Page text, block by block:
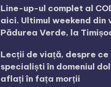
Line-up-ul complet al
aici. Ultimul weekend din
Pădurea Verde, la
Lecții de viață, despre
specialiști în domeniul
aflați în fața morții